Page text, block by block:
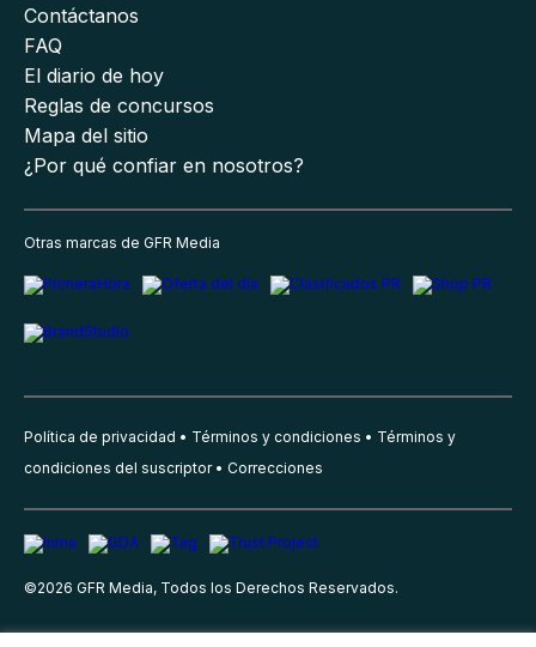
Contáctanos
FAQ
El diario de hoy
Reglas de concursos
Mapa del sitio
¿Por qué confiar en nosotros?
Otras marcas de GFR Media
Política de privacidad Términos y condiciones
Términos y
condiciones del suscriptor
Correcciones
©2026 GFR Media, Todos los Derechos Reservados.